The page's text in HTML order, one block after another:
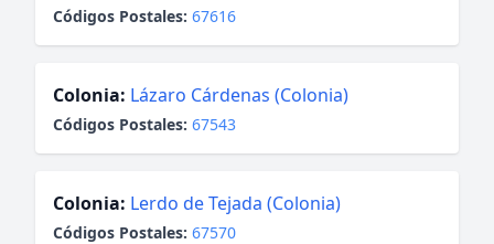
Códigos Postales: 67616
Colonia: Lázaro Cárdenas (Colonia)
Códigos Postales: 67543
Colonia: Lerdo de Tejada (Colonia)
Códigos Postales: 67570